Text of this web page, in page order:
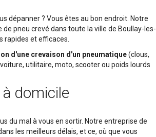
dépanner ? Vous êtes au bon endroit. Notre
pneu crevé dans toute la ville de Boullay-les-
rapides et efficaces.
d'une crevaison d'un pneumatique(clous,
utilitaire, moto, scooter ou poids lourds
domicile
du mal à vous en sortir. Notre entreprise de
les meilleurs délais, et ce, où que vous